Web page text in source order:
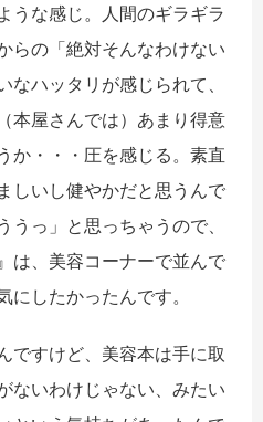
うな感じ。人間のギラギラ
らの「絶対そんなわけない
ハッタリが感じられて、
本屋さんでは）あまり得意
か・・・圧を感じる。素直
しいし健やかだと思うんで
っ」と思っちゃうので、
は、美容コーナーで並んで
にしたかったんです。
ですけど、美容本は手に取
ないわけじゃない、みたい